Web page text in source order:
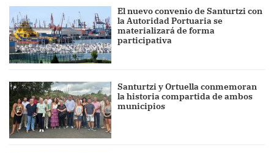
El nuevo convenio de Santurtzi con
la Autoridad Portuaria se
materializará de forma
participativa
Santurtzi y Ortuella conmemoran
la historia compartida de ambos
municipios